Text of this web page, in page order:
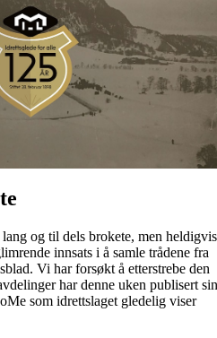
og til dels brokete, men heldigvis
innsats i å samle trådene fra
Vi har forsøkt å etterstrebe den
har denne uken publisert sin
som idrettslaget gledelig viser